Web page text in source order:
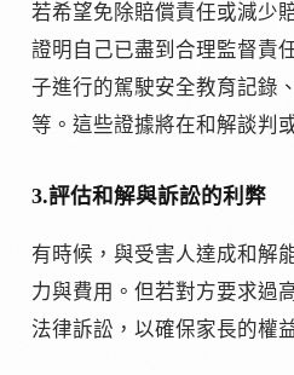
若希望免除賠償責任或減少
證明自己已盡到合理監督責
子進行的駕駛安全教育記錄
等。這些證據將在和解談判
3.評估和解與訴訟的利弊
有時候，與受害人達成和解
力與費用。但若對方要求過
法律訴訟，以確保家長的權